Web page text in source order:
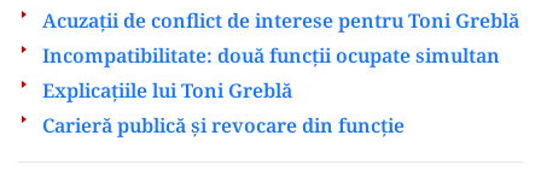
Acuzații de conflict de interese pentru Toni Greblă
Incompatibilitate: două funcții ocupate simultan
Explicațiile lui Toni Greblă
Carieră publică și revocare din funcție